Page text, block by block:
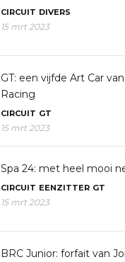
CIRCUIT DIVERS
15 mrt 2023
GT: een vijfde Art Car
Racing
CIRCUIT GT
15 mrt 2023
Spa 24: met heel mooi
CIRCUIT EENZITTER GT
15 mrt 2023
BRC Junior: forfait van